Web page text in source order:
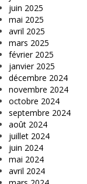
juin 2025
mai 2025
avril 2025
mars 2025
février 2025
janvier 2025
décembre 2024
novembre 2024
octobre 2024
septembre 2024
août 2024
juillet 2024
juin 2024
mai 2024
avril 2024